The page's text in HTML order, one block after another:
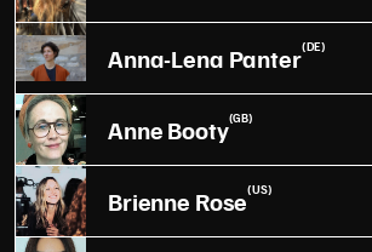
Anna-Lena Panter(DE)
Anne Booty(GB)
Brienne Rose(US)